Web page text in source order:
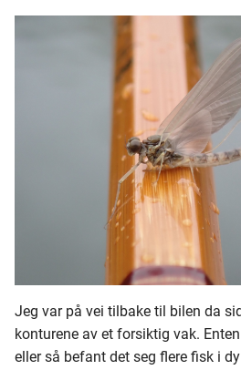
Jeg var på vei tilbake til bilen da
konturene av et forsiktig vak.
eller så befant det seg flere fisk i